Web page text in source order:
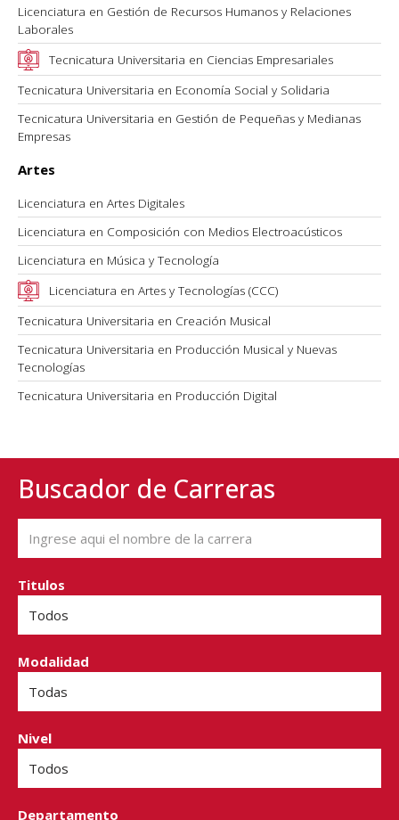
Licenciatura en Gestión de Recursos Humanos y Relaciones
Laborales
Tecnicatura Universitaria en Ciencias Empresariales
Tecnicatura Universitaria en Economía Social y Solidaria
Tecnicatura Universitaria en Gestión de Pequeñas y Medianas
Empresas
Artes
Licenciatura en Artes Digitales
Licenciatura en Composición con Medios Electroacústicos
Licenciatura en Música y Tecnología
Licenciatura en Artes y Tecnologías (CCC)
Tecnicatura Universitaria en Creación Musical
Tecnicatura Universitaria en Producción Musical y Nuevas
Tecnologías
Tecnicatura Universitaria en Producción Digital
Buscador de Carreras
Titulos
Modalidad
Nivel
Departamento